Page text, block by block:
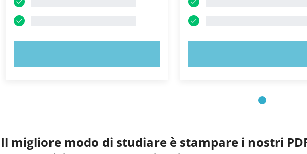
Il migliore modo di studiare è stampare i nostri